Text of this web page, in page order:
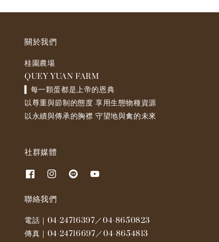
關於我們
桂園農場
QUEY YUAN FARM
▍每一顆蛋都是上帝的恩典
以尊重與節制的態度 享用生態物種資源
以永續與傳承的胸襟 守望地與禽的未來
社群媒體
聯絡我們
電話｜04-24716397／04-8650823
傳真｜04-24716697／04-8654813